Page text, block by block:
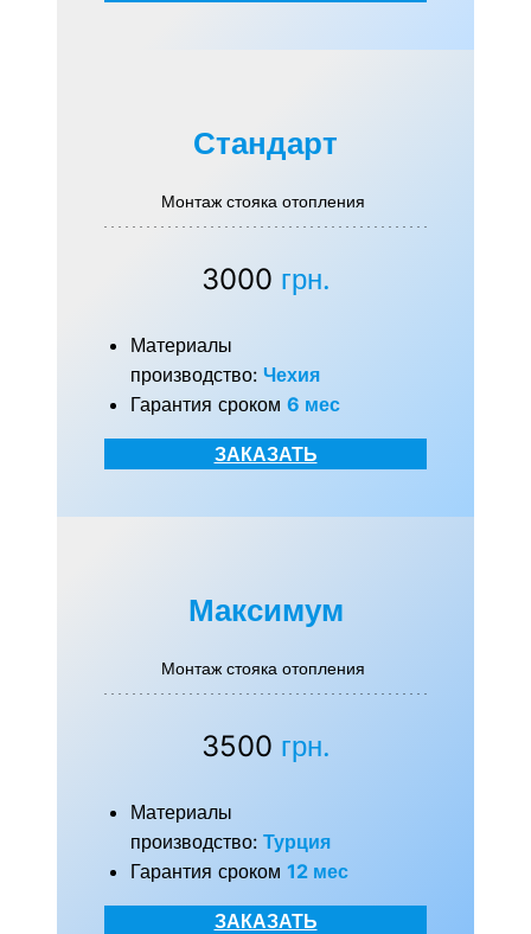
Стандарт
Монтаж стояка отопления
3000 грн.
Материалы
производство: Чехия
Гарантия сроком 6 мес
ЗАКАЗАТЬ
Максимум
Монтаж стояка отопления
3500 грн.
Материалы
производство: Турция
Гарантия сроком 12 мес
ЗАКАЗАТЬ